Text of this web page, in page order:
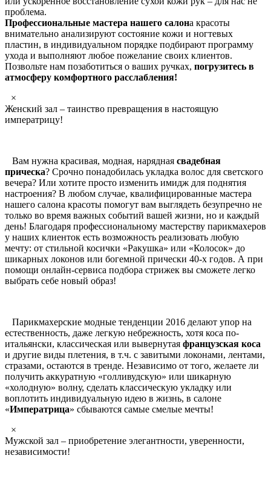
проблема.
Профессиональные мастера нашего салона красоты
внимательно анализируют состояние кожи и ногтевых
пластин, в индивидуальном порядке подбирают программу
ухода и выполняют любое пожелание своих клиентов.
Позвольте нам позаботиться о ваших ручках, погрузитесь в
атмосферу комфортного расслабления!
×
Женский зал – таинство превращения в настоящую
императрицу!
Вам нужна красивая, модная, нарядная свадебная
прическа? Срочно понадобилась укладка волос для светского
вечера? Или хотите просто изменить имидж для поднятия
настроения? В любом случае, квалифицированные мастера
нашего салона красоты помогут вам выглядеть безупречно не
только во время важных событий вашей жизни, но и каждый
день! Благодаря профессиональному мастерству парикмахеров
у наших клиенток есть возможность реализовать любую
мечту: от стильной косички «Ракушка» или «Колосок» до
шикарных локонов или богемной прически 40-х годов. А при
помощи онлайн-сервиса подбора стрижек вы сможете легко
выбрать себе новый образ!
Парикмахерские модные тенденции 2016 делают упор на
естественность, даже легкую небрежность, хотя коса по-
итальянски, классическая или вывернутая французская коса
и другие виды плетения, в т.ч. с завитыми локонами, лентами,
стразами, остаются в тренде. Независимо от того, желаете ли
получить аккуратную «голливудскую» или шикарную
«холодную» волну, сделать классическую укладку или
воплотить индивидуальную идею в жизнь, в салоне
«Императрица» сбываются самые смелые мечты!
×
Мужской зал – приобретение элегантности, уверенности,
независимости!